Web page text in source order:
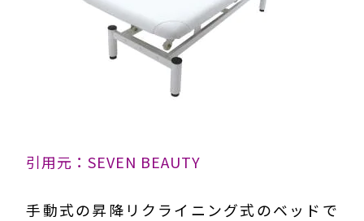
引用元：SEVEN BEAUTY
手動式の昇降リクライニング式のベッドで